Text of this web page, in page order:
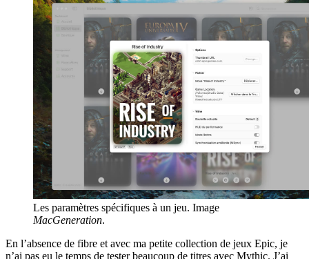
Les paramètres spécifiques à un jeu. Image
MacGeneration.
En l’absence de fibre et avec ma petite collection de jeux Epic, je
n’ai pas eu le temps de tester beaucoup de titres avec Mythic. J’ai